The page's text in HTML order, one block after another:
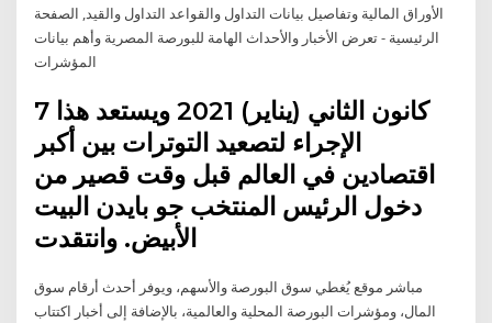
الأوراق المالية وتفاصيل بيانات التداول والقواعد التداول والقيد, الصفحة
الرئيسية - تعرض الأخبار والأحداث الهامة للبورصة المصرية وأهم بيانات
المؤشرات
7 كانون الثاني (يناير) 2021 ويستعد هذا
الإجراء لتصعيد التوترات بين أكبر
اقتصادين في العالم قبل وقت قصير من
دخول الرئيس المنتخب جو بايدن البيت
مباشر موقع يُغطي سوق البورصة والأسهم، ويوفر أحدث أرقام سوق
المال، ومؤشرات البورصة المحلية والعالمية، بالإضافة إلى أخبار اكتتاب